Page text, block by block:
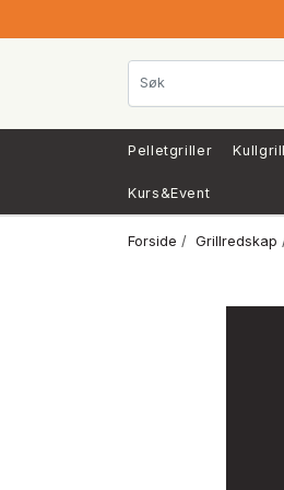
Pelletgriller
Kurs&Event
Forside / Grillredskap